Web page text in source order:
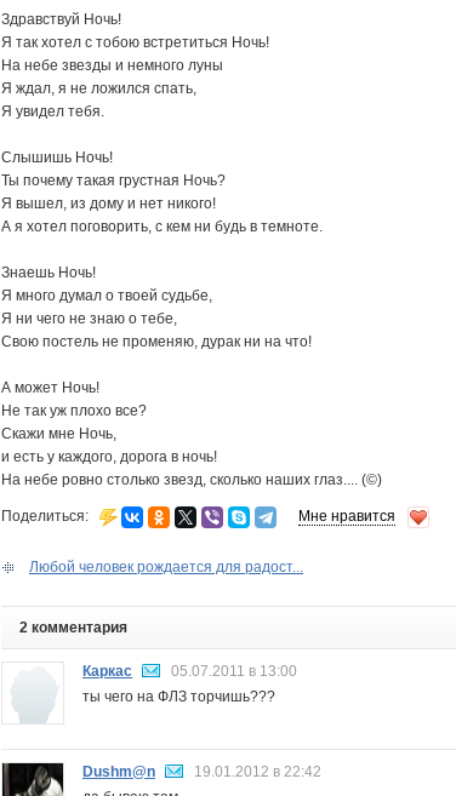
Здравствуй Ночь!
Я так хотел с тобою встретиться Ночь!
На небе звезды и немного луны
Я ждал, я не ложился спать,
Я увидел тебя.
Слышишь Ночь!
Ты почему такая грустная Ночь?
Я вышел, из дому и нет никого!
А я хотел поговорить, с кем ни будь в темноте.
Знаешь Ночь!
Я много думал о твоей судьбе,
Я ни чего не знаю о тебе,
Свою постель не променяю, дурак ни на что!
А может Ночь!
Не так уж плохо все?
Скажи мне Ночь,
и есть у каждого, дорога в ночь!
На небе ровно столько звезд, сколько наших глаз.... (©)
Поделиться: Мне нравится
Любой человек рождается для радост...
2 комментария
Каркас
05.07.2011 в 13:00
ты чего на ФЛЗ торчишь???
Dushm@n
19.01.2012 в 22:42